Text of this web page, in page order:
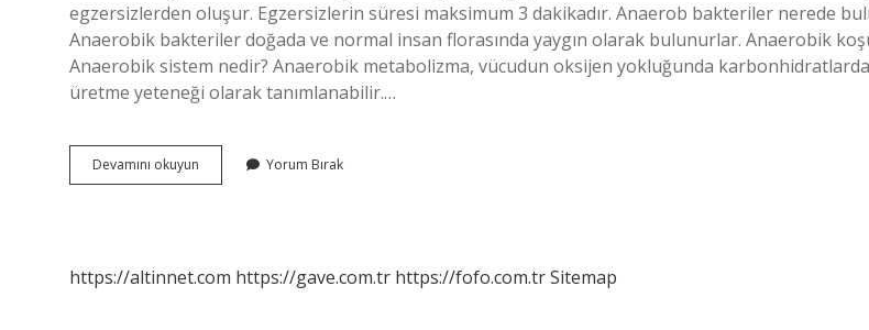
egzersizlerden oluşur. Egzersizlerin süresi maksimum 3 dakikadır. Anaerob bakteriler nerede
Anaerobik bakteriler doğada ve normal insan florasında yaygın olarak bulunurlar. Anaerobik
Anaerobik sistem nedir? Anaerobik metabolizma, vücudun oksijen yokluğunda
üretme yeteneği olarak tanımlanabilir.…
Devamını okuyun Anaerobik
Ortam
Yorum Bırak
https://altinnet.com https://gave.com.tr https://fofo.com.trSitemap